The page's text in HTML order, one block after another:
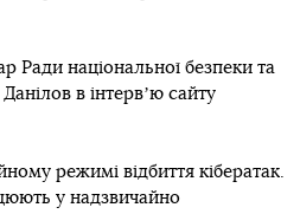
Ради національної безпеки та
в інтервʼю сайту
режимі відбиття кібератак.
у надзвичайно